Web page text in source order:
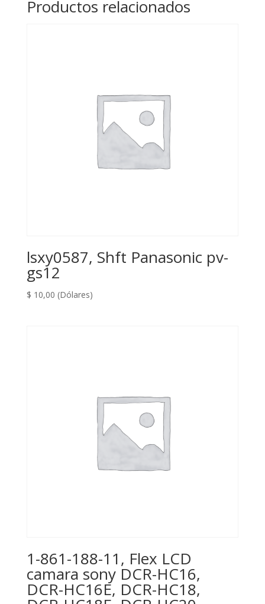
Productos relacionados
lsxy0587, Shft Panasonic pv-
gs12
$ 10,00 (Dólares)
1-861-188-11, Flex LCD
camara sony DCR-HC16,
DCR-HC16E, DCR-HC18,